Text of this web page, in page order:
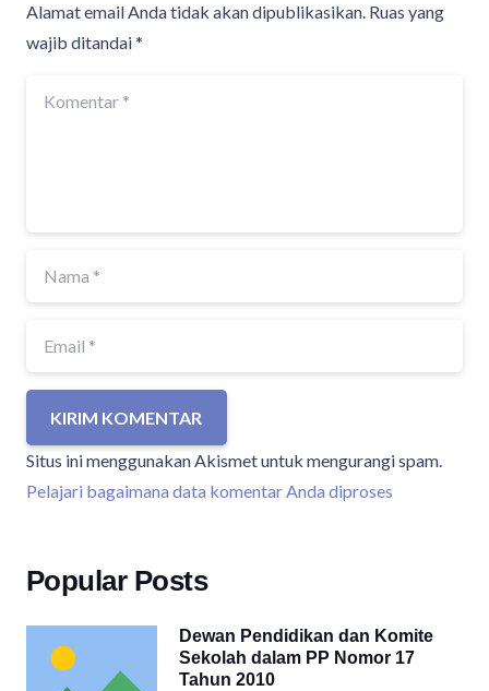
Alamat email Anda tidak akan dipublikasikan. Ruas yang
wajib ditandai*
KIRIM KOMENTAR
Situs ini menggunakan Akismet untuk mengurangi spam.
Pelajari bagaimana data komentar Anda diproses
Popular Posts
Dewan Pendidikan dan Komite
Sekolah dalam PP Nomor 17
Tahun 2010